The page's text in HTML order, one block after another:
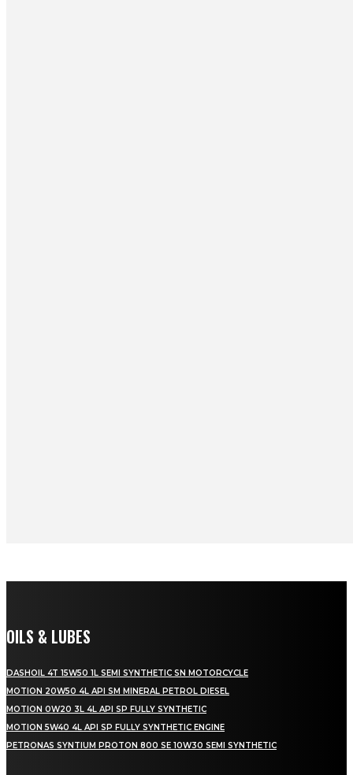
OILS & LUBES
DASHOIL 4T 15W50 1L SEMI SYNTHETIC SN MOTORCYCLE
MOTION 20W50 4L API SM MINERAL PETROL DIESEL
MOTION 0W20 3L 4L API SP FULLY SYNTHETIC
MOTION 5W40 4L API SP FULLY SYNTHETIC ENGINE
PETRONAS SYNTIUM PROTON 800 SE 10W30 SEMI SYNTHETIC